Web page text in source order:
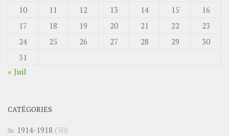
10
11 12 13 14 15
16
17
18 19 20 21 22
23
24
25 26 27 28 29
30
31
« Juil
CATÉGORIES
1914-1918 (30)